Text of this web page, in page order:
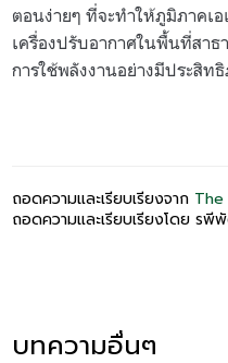
ตอนง่ายๆ ที่จะทำให้ภูมิภาคเ
เครื่องปรับอากาศในพื้นที่สาธ
การใช้พลังงานอย่างมีประสิท
ถอดความและเรียบเรียงจาก
ถอดความและเรียบเรียงโดย ร
บทความอื่นๆ